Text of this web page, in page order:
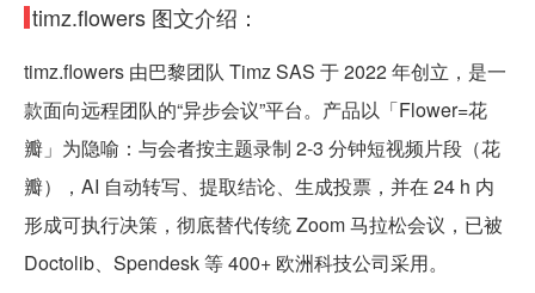
timz.flowers 图文介绍：
timz.flowers 由巴黎团队 Timz SAS 于 2022 年创立，是一
款面向远程团队的“异步会议”平台。产品以「Flower=花
瓣」为隐喻：与会者按主题录制 2-3 分钟短视频片段（花
瓣），AI 自动转写、提取结论、生成投票，并在 24 h 内
形成可执行决策，彻底替代传统 Zoom 马拉松会议，已被
Doctolib、Spendesk 等 400+ 欧洲科技公司采用。